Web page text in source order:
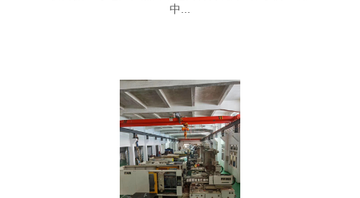
中...